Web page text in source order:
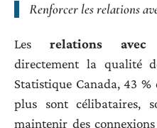
Renforcer les relations
Les relations avec
directement la qualité
Statistique Canada, 43 %
plus sont célibataires,
maintenir des